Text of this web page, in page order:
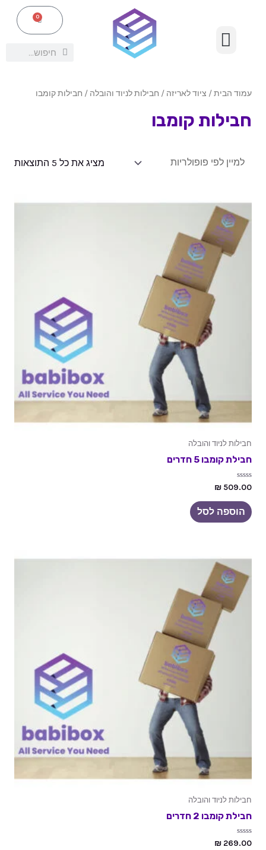
0עגלת
קניות
חיפוש
חיפוש
עמוד הבית/ ציוד לאריזה / חבילות לניוד והובלה / חבילות קומבו
חבילות קומבו
מציג את כל 5 התוצאות
חבילות לניוד והובלה
חבילת קומבו 5 חדרים
דורג
מתוך
5
₪ 509.00
הוספה לסל
חבילות לניוד והובלה
חבילת קומבו 2 חדרים
דורג
₪ 269.00